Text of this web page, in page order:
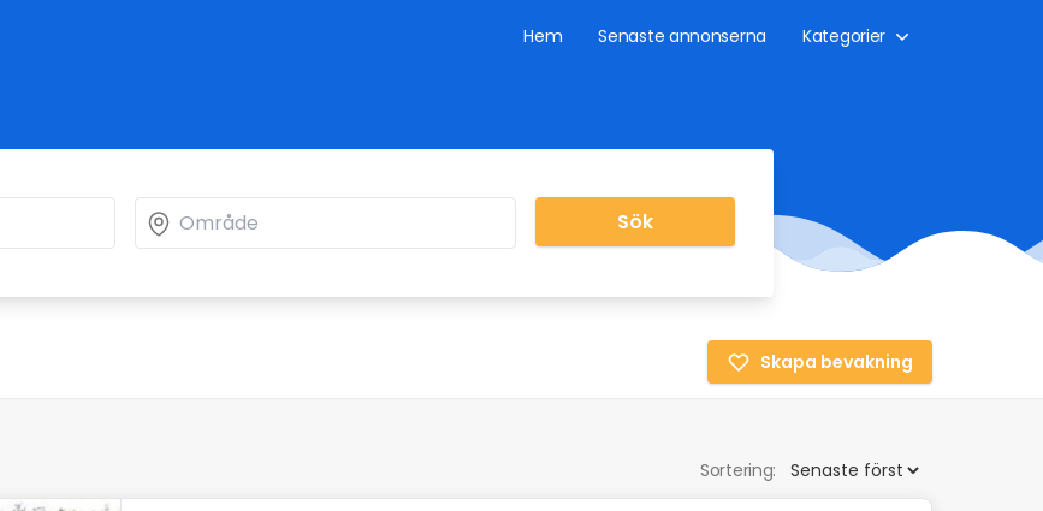
Hem Senaste annonserna Kategorier
Sök
Skapa bevakning
Sortering: